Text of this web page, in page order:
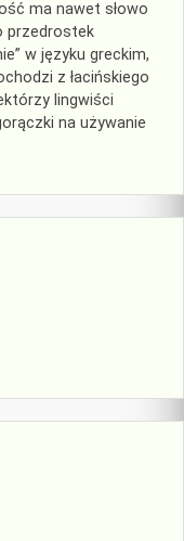
ma nawet słowo
przedrostek
w języku greckim,
z łacińskiego
lingwiści
na używanie